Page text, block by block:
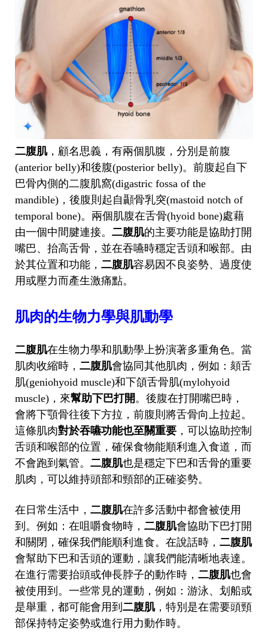
二腹肌，顧名思義，有兩個肌腹，分別是前腹
(anterior belly)和後腹(posterior belly)。前腹起自下
巴骨內側的二腹肌窩(digastric fossa of the
mandible)，後腹則起自顳骨乳突(mastoid notch of
temporal bone)。兩個肌腹在舌骨(hyoid bone)處藉
由一個中間腱連接。二腹肌的主要功能是協助打開
嘴巴、抬高舌骨，並在吞嚥時穩定舌頭和喉部。由
於其位置和功能，二腹肌容易因不良姿勢、過度使
用或壓力而產生激痛點。
肌肉的生物力學與肌動學
二腹肌在生物力學和肌動學上扮演著多重角色。當
肌肉收縮時，二腹肌會協同其他肌肉，例如：頦舌
肌(geniohyoid muscle)和下頜舌骨肌(mylohyoid
muscle)，來幫助下巴打開。後腹在打開嘴巴時，
會將下顎骨往後下方拉，前腹則將舌骨向上拉起。
這條肌肉對於吞嚥功能也至關重要 ，可以協助控制
舌頭和喉部的位置，確保食物能順利進入食道，而
不會跑到氣管。二腹肌也是穩定下巴和舌骨的重要
肌肉，可以維持頭部和頸部的正確姿勢。
在日常生活中，二腹肌在許多活動中都會被使用
到。例如：在咀嚼食物時，二腹肌會協助下巴打開
和關閉，確保我們能順利進食。在說話時，二腹肌
會幫助下巴和舌頭的運動，讓我們能清晰地表達。
在進行需要抬頭或伸長脖子的動作時，二腹肌也會
被使用到。一些常見的運動，例如：游泳、划船或
是舉重，都可能會用到二腹肌，特別是在需要頭頸
部保持特定姿勢或進行用力動作時。